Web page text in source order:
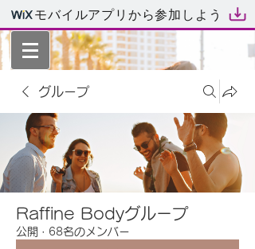
モバイルアプリから参加しよう
グループ
Raffine Bodyグループ
公開 · 68名のメンバー